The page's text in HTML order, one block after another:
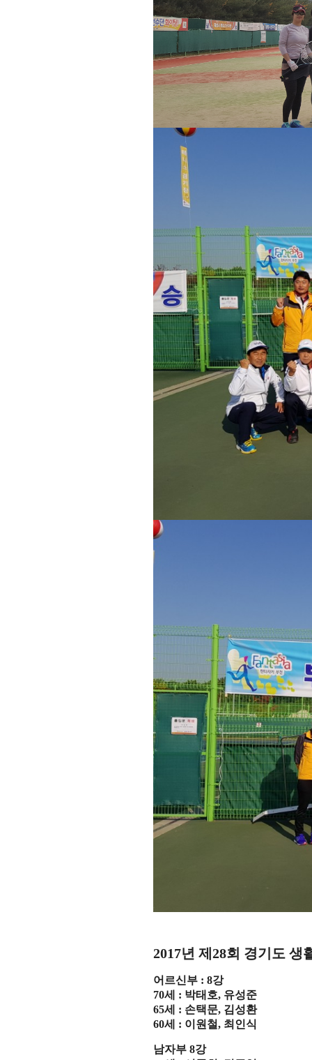
2017년 제 28회 경기도 생
어르신부 : 8강
70세 : 박태호, 유성준
65세 : 손택문, 김성환
60세 : 이원철, 최인식
남자부 8강